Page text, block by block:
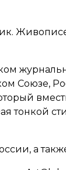
Союзе,
тонкой
а